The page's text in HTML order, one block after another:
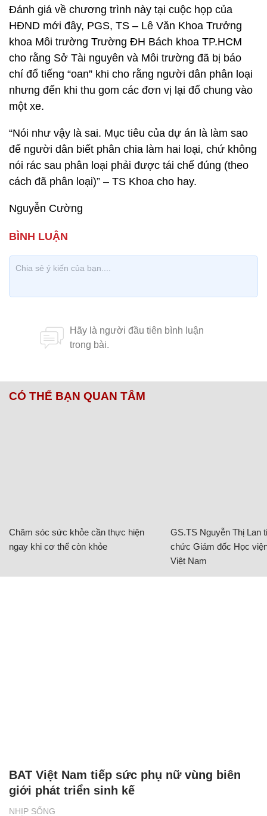
Đánh giá về chương trình này tại cuộc họp của
HĐND mới đây, PGS, TS – Lê Văn Khoa Trưởng
khoa Môi trường Trường ĐH Bách khoa TP.HCM
cho rằng Sở Tài nguyên và Môi trường đã bị báo
chí đổ tiếng “oan” khi cho rằng người dân phân loại
nhưng đến khi thu gom các đơn vị lại đổ chung vào
một xe.
“Nói như vậy là sai. Mục tiêu của dự án là làm sao
để người dân biết phân chia làm hai loại, chứ không
nói rác sau phân loại phải được tái chế đúng (theo
cách đã phân loại)” – TS Khoa cho hay.
Nguyễn Cường
CÓ THỂ BẠN QUAN TÂM
Chăm sóc sức khỏe cần thực hiện
ngay khi cơ thể còn khỏe
GS.TS Nguyễn Thị Lan
chức Giám đốc Học
Việt Nam
NHỊP SỐNG
BAT Việt Nam tiếp sức phụ nữ vùng biên
giới phát triển sinh kế